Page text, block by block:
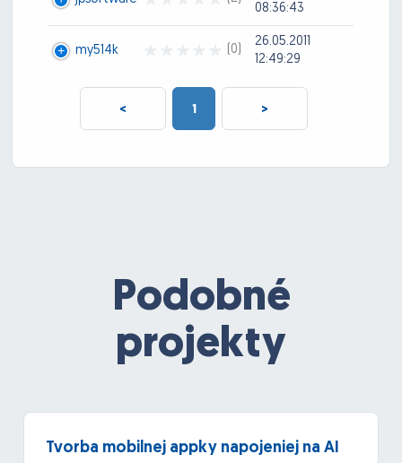
08:36:43
my514k (0)
26.05.2011
12:49:29
< 1 >
Podobné
projekty
Tvorba mobilnej appky napojeniej na AI